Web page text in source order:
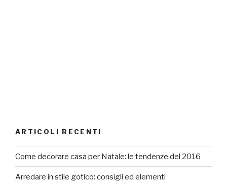
ARTICOLI RECENTI
Come decorare casa per Natale: le tendenze del 2016
Arredare in stile gotico: consigli ed elementi